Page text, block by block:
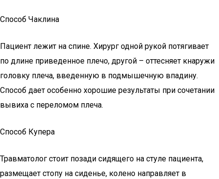
Способ Чаклина
Пациент лежит на спине. Хирург одной рукой потягивает
по длине приведенное плечо, другой – оттесняет кнаружи
головку плеча, введенную в подмышечную впадину.
Способ дает особенно хорошие результаты при сочетании
вывиха с переломом плеча.
Способ Купера
Травматолог стоит позади сидящего на стуле пациента,
размещает стопу на сиденье, колено направляет в